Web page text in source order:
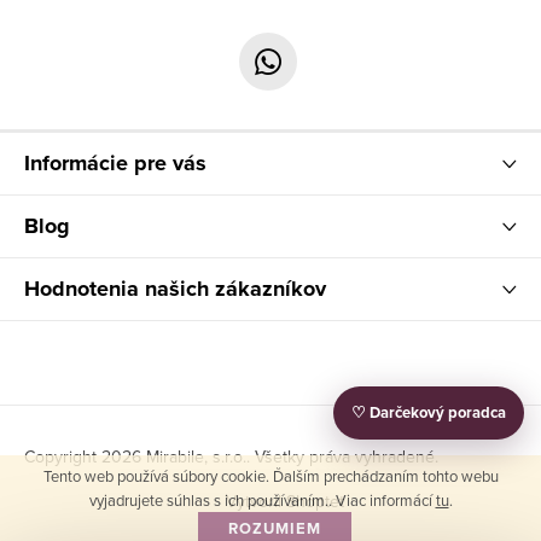
Tento web používá súbory cookie. Ďalším prechádzaním tohto webu
vyjadrujete súhlas s ich používaním.. Viac informácítu.
ROZUMIEM
Informácie pre vás
Blog
Hodnotenia našich zákazníkov
Vytvoril Shoptet
Copyright 2026Mirabile, s.r.o.. Všetky práva vyhradené.
♡ Darčekový poradca